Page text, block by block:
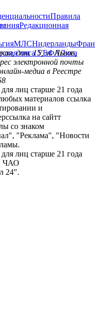
Правила
Редакционная
МЛСНидерланды
лига УЕФАЛига
дом. 15, м. Львов,
электронной почты
медиа в Реестре
лиц старше 21 года
материалов ссылка
и
на сайтт
со знаком
"Реклама", "Новости
лиц старше 21 года
ЧАО
24".